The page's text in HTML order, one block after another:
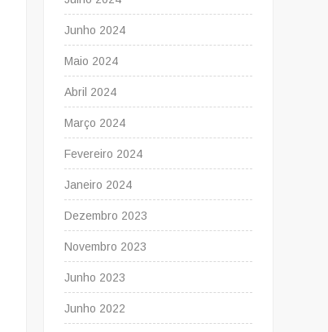
Junho 2024
Maio 2024
Abril 2024
Março 2024
Fevereiro 2024
Janeiro 2024
Dezembro 2023
Novembro 2023
Junho 2023
Junho 2022